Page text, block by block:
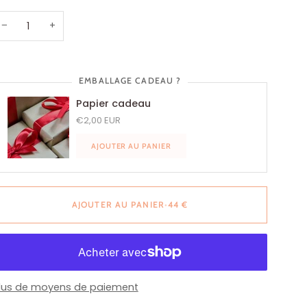
− +
EMBALLAGE CADEAU ?
Papier cadeau
€2,00 EUR
AJOUTER AU PANIER
AJOUTER AU PANIER•44 €
de moyens de paiement